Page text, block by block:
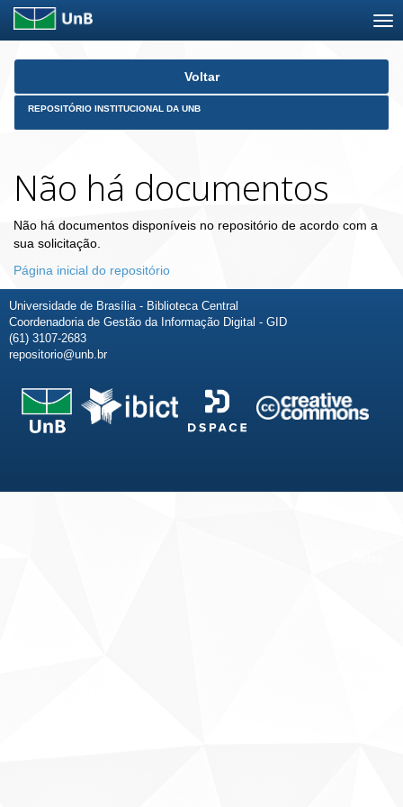
Skip
Voltar
REPOSITÓRIO INSTITUCIONAL DA UNB
Não há documentos
Não há documentos disponíveis no repositório de acordo com a
sua solicitação.
Página inicial do repositório
Universidade de Brasília - Biblioteca Central
Coordenadoria de Gestão da Informação Digital - GID
(61) 3107-2683
repositorio@unb.br